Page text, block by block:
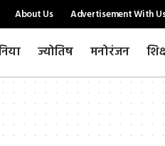
About Us Advertisement With
ज्योतिष मनोरंजन